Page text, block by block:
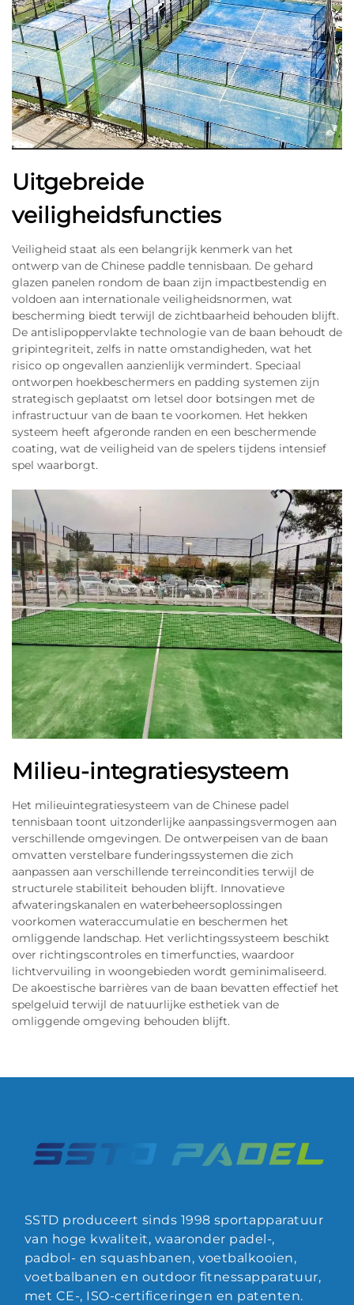
Uitgebreide
veiligheidsfuncties
Veiligheid staat als een belangrijk kenmerk van het
ontwerp van de Chinese paddle tennisbaan. De gehard
glazen panelen rondom de baan zijn impactbestendig en
voldoen aan internationale veiligheidsnormen, wat
bescherming biedt terwijl de zichtbaarheid behouden blijft.
De antislipoppervlakte technologie van de baan behoudt de
gripintegriteit, zelfs in natte omstandigheden, wat het
risico op ongevallen aanzienlijk vermindert. Speciaal
ontworpen hoekbeschermers en padding systemen zijn
strategisch geplaatst om letsel door botsingen met de
infrastructuur van de baan te voorkomen. Het hekken
systeem heeft afgeronde randen en een beschermende
coating, wat de veiligheid van de spelers tijdens intensief
spel waarborgt.
Milieu-integratiesysteem
Het milieuintegratiesysteem van de Chinese padel
tennisbaan toont uitzonderlijke aanpassingsvermogen aan
verschillende omgevingen. De ontwerpeisen van de baan
omvatten verstelbare funderingssystemen die zich
aanpassen aan verschillende terreincondities terwijl de
structurele stabiliteit behouden blijft. Innovatieve
afwateringskanalen en waterbeheersoplossingen
voorkomen wateraccumulatie en beschermen het
omliggende landschap. Het verlichtingssysteem beschikt
over richtingscontroles en timerfuncties, waardoor
lichtvervuiling in woongebieden wordt geminimaliseerd.
De akoestische barrières van de baan bevatten effectief het
spelgeluid terwijl de natuurlijke esthetiek van de
omliggende omgeving behouden blijft.
SSTD produceert sinds 1998 sportapparatuur
van hoge kwaliteit, waaronder padel-,
padbol- en squashbanen, voetbalkooien,
voetbalbanen en outdoor fitnessapparatuur,
met CE-, ISO-certificeringen en patenten.